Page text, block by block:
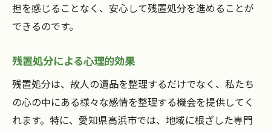
担を感じることなく、安心して残置処分を進めることが
できるのです。
残置処分による心理的効果
残置処分は、故人の遺品を整理するだけでなく、私たち
の心の中にある様々な感情を整理する機会を提供してく
れます。特に、愛知県高浜市では、地域に根ざした専門